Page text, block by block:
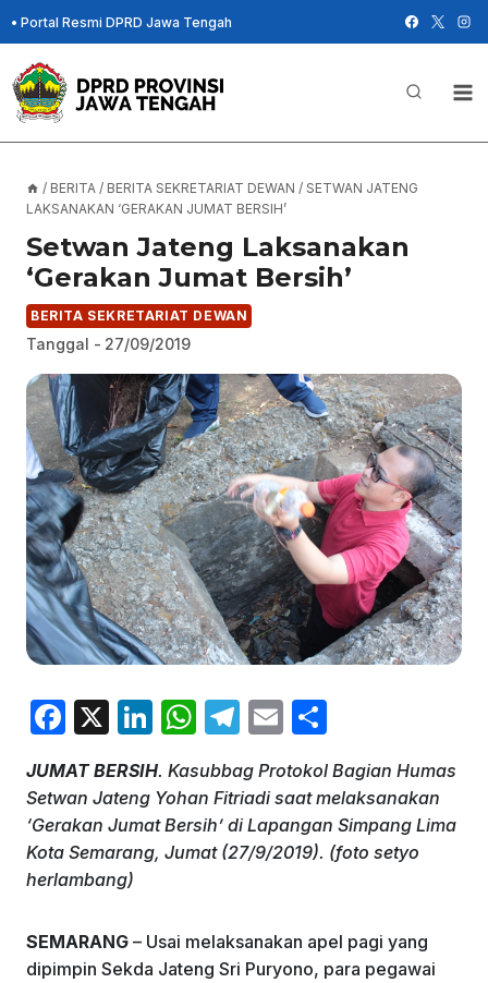
Skip
to
content
• Portal Resmi DPRD Jawa Tengah
/ BERITA / BERITA SEKRETARIAT DEWAN / SETWAN JATENG
LAKSANAKAN ‘GERAKAN JUMAT BERSIH’
Setwan Jateng Laksanakan
‘Gerakan Jumat Bersih’
BERITA SEKRETARIAT DEWAN
Tanggal - 27/09/2019
F
c
e
b
o
o
k
X
Li
k
e
dI
W
at
s
A
p
T
e
gr
a
E
ai
l
ar
e
JUMAT BERSIH. Kasubbag Protokol Bagian Humas
Setwan Jateng Yohan Fitriadi saat melaksanakan
‘Gerakan Jumat Bersih’ di Lapangan Simpang Lima
Kota Semarang, Jumat (27/9/2019). (foto setyo
herlambang)
SEMARANG – Usai melaksanakan apel pagi yang
dipimpin Sekda Jateng Sri Puryono, para pegawai